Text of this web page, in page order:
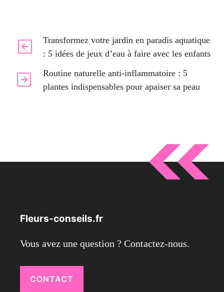
Transformez votre jardin en paradis aquatique
: 5 idées de jeux d’eau à faire avec les enfants
Routine naturelle anti-inflammatoire : 5
plantes indispensables pour apaiser sa peau
Fleurs-conseils.fr
Vous avez une question ? Contactez-nous.
CONTACT